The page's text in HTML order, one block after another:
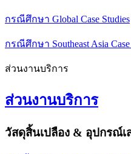
กรณีศึกษา Global Case Studies
กรณีศึกษา Southeast Asia Case
ส่วนงานบริการ
ส่วนงานบริการ
วัสดุสิ้นเปลือง & อุปกรณ์เ